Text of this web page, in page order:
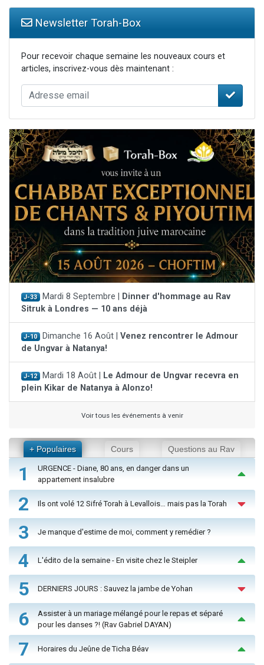
Newsletter Torah-Box
Pour recevoir chaque semaine les nouveaux cours et
articles, inscrivez-vous dès maintenant :
J-33 Mardi 8 Septembre |
Dinner d'hommage au Rav
Sitruk à Londres — 10 ans déjà
J-10 Dimanche 16 Août | Venez rencontrer le Admour
de Ungvar à Natanya!
J-12 Mardi 18 Août |
Le Admour de Ungvar recevra en
plein Kikar de Natanya à Alonzo!
Voir tous les événements à venir
+ Populaires Cours Questions au Rav
1
URGENCE - Diane, 80 ans, en danger dans un
appartement insalubre
2 Ils ont volé 12 Sifré Torah à Levallois… mais pas la Torah
3 Je manque d'estime de moi, comment y remédier ?
4 L'édito de la semaine - En visite chez le Steipler
5 DERNIERS JOURS : Sauvez la jambe de Yohan
6
Assister à un mariage mélangé pour le repas et séparé
pour les danses ?! (Rav Gabriel DAYAN)
7 Horaires du Jeûne de Ticha Béav